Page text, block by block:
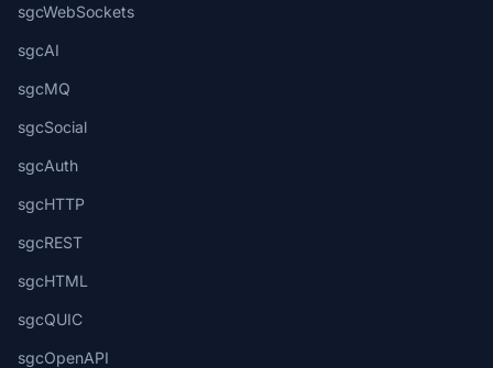
sgcWebSockets
sgcAI
sgcMQ
sgcSocial
sgcAuth
sgcHTTP
sgcREST
sgcHTML
sgcQUIC
sgcOpenAPI